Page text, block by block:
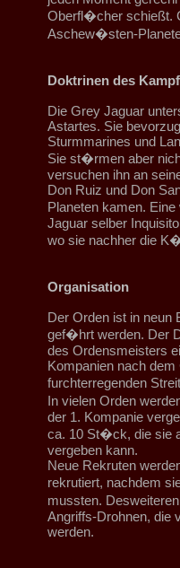
Oberfl�cher schießt.
Aschew�sten-
Doktrinen des
Die Grey Jaguar
Astartes. Sie
Sturmmarines und
Sie st�rmen aber
versuchen ihn an
Don Ruiz und Don
Planeten kamen.
Jaguar selber
wo sie nachher die
Organisation
Der Orden ist in neun
gef�hrt werden. Der
des Ordensmeisters
Kompanien nach
furchterregenden
In vielen Orden
der 1. Kompanie
ca. 10 St�ck, die sie
vergeben kann.
Neue Rekruten
rekrutiert, nachdem
mussten.
Angriffs-Drohnen, die
werden.